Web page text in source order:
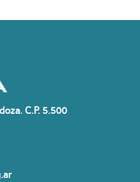
C.P. 5.500